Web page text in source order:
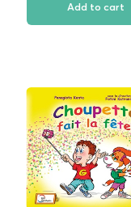
Add to cart